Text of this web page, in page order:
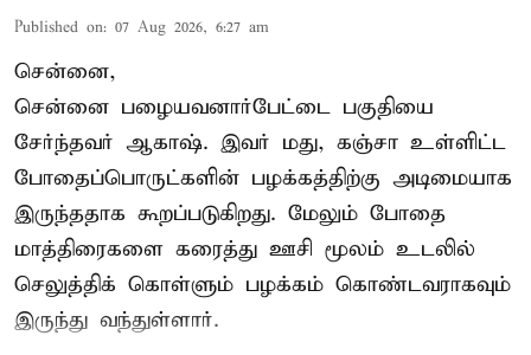
Published on: 07 Aug 2026, 6:27 am
சென்னை,
சென்னை பழையவனார்பேட்டை பகுதியை
சேர்ந்தவர் ஆகாஷ். இவர் மது, கஞ்சா உள்ளிட்ட
போதைப்பொருட்களின் பழக்கத்திற்கு அடிமையாக
இருந்ததாக கூறப்படுகிறது. மேலும் போதை
மாத்திரைகளை கரைத்து ஊசி மூலம் உடலில்
செலுத்திக் கொள்ளும் பழக்கம் கொண்டவராகவும்
இருந்து வந்துள்ளார்.